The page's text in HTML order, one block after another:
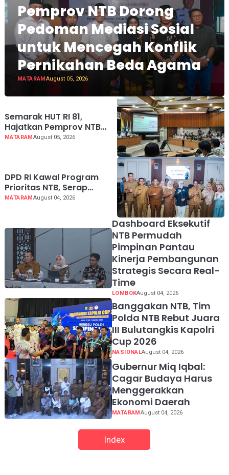
Pemprov NTB Dorong
Pedoman Mediasi Sosial
untuk Mencegah Konflik
Pernikahan Beda Agama
MATARAMAugust 05, 2026
Semarak HUT RI 81,
Hajatkan Pemprov NTB
Lebih Dekat dengan
MATARAMAugust 05, 2026
DPD RI Kawal Program
Prioritas NTB, Serap
Aspirasi untuk
MATARAMAugust 04, 2026
Dashboard Eksekutif
NTB Permudah
Pimpinan Pantau
Kinerja Pembangunan
Strategis Secara Real-
Time
LOMBOKAugust 04, 2026
Banggakan NTB, Tim
Polda NTB Rebut Juara
III Bulutangkis Kapolri
Cup 2026
NASIONALAugust 04, 2026
Gubernur Miq Iqbal:
Cagar Budaya Harus
Menggerakkan
Ekonomi Daerah
MATARAMAugust 04, 2026
Index